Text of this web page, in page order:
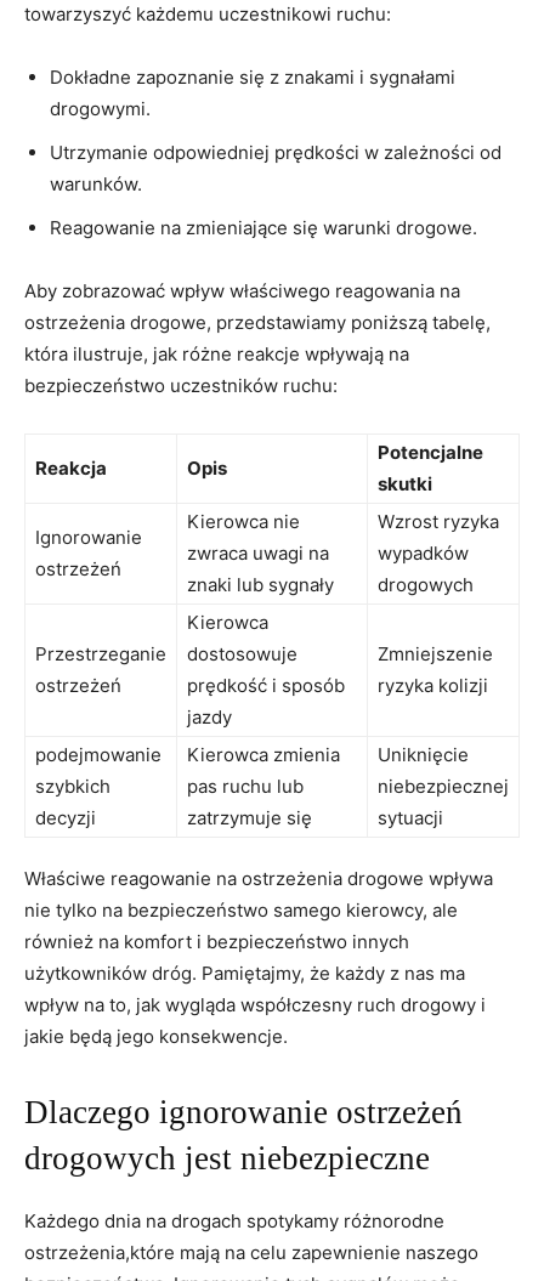
towarzyszyć każdemu‌ uczestnikowi ruchu:
Dokładne zapoznanie się z⁢ znakami i sygnałami
drogowymi.
Utrzymanie odpowiedniej prędkości w zależności od
warunków.
Reagowanie na ​zmieniające się ​warunki drogowe.
Aby zobrazować wpływ właściwego reagowania na
ostrzeżenia drogowe, ‍przedstawiamy poniższą tabelę,
która ilustruje, ‌jak⁤ różne reakcje⁤ wpływają na​
bezpieczeństwo ‍uczestników ruchu:
Reakcja Opis
Potencjalne
⁢skutki
Ignorowanie
ostrzeżeń
Kierowca nie
zwraca uwagi na
⁢znaki ⁢lub sygnały
Wzrost ryzyka⁣
wypadków
drogowych
Przestrzeganie
ostrzeżeń
Kierowca
dostosowuje
prędkość​ i sposób​
jazdy
Zmniejszenie
ryzyka kolizji
podejmowanie
szybkich
decyzji
Kierowca zmienia
pas ruchu​ lub
zatrzymuje‍ się
Uniknięcie ​
niebezpiecznej
‌sytuacji
Właściwe reagowanie ⁣na ostrzeżenia drogowe wpływa
nie tylko​ na bezpieczeństwo‍ samego ⁢kierowcy, ale
również na ⁢komfort i ⁢bezpieczeństwo ⁤innych
użytkowników ​dróg. Pamiętajmy, że⁣ każdy‌ z nas ⁢ma⁤
wpływ na to, jak ​wygląda ⁢współczesny ruch drogowy i
jakie ​będą jego konsekwencje.
Dlaczego ignorowanie‌ ostrzeżeń
drogowych jest niebezpieczne
Każdego ⁤dnia na drogach⁤ spotykamy ‌różnorodne
ostrzeżenia,które mają na ⁢celu zapewnienie naszego